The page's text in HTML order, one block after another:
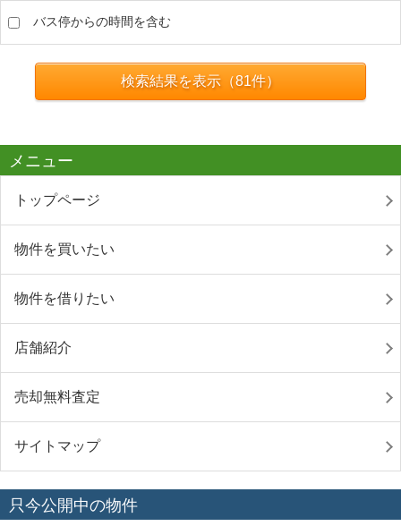
バス停からの時間を含む
検索結果を表示（81件）
メニュー
トップページ
物件を買いたい
物件を借りたい
店舗紹介
売却無料査定
サイトマップ
只今公開中の物件